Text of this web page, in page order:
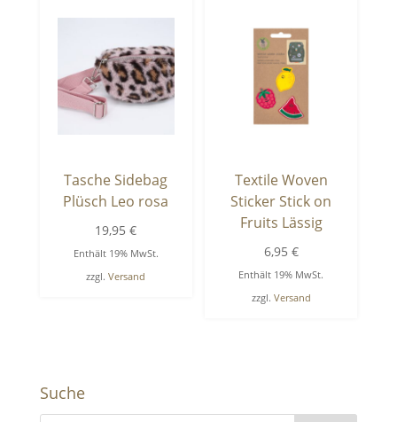
Suche
Tasche Sidebag
Plüsch Leo rosa
19,95€
Enthält 19% MwSt.
zzgl.Versand
Textile Woven
Sticker Stick on
Fruits Lässig
6,95 €
Enthält 19% MwSt.
zzgl. Versand